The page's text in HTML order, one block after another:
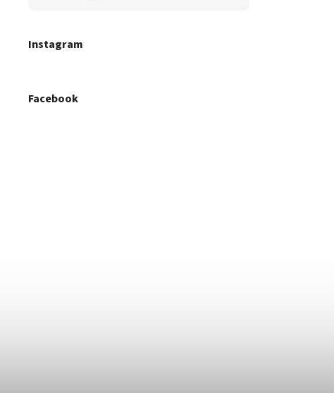
Instagram
Facebook